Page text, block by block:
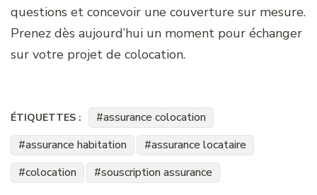
questions et concevoir une couverture sur mesure.
Prenez dès aujourd’hui un moment pour échanger
sur votre projet de colocation.
ÉTIQUETTES :
assurance colocation
assurance habitation
assurance locataire
colocation
souscription assurance